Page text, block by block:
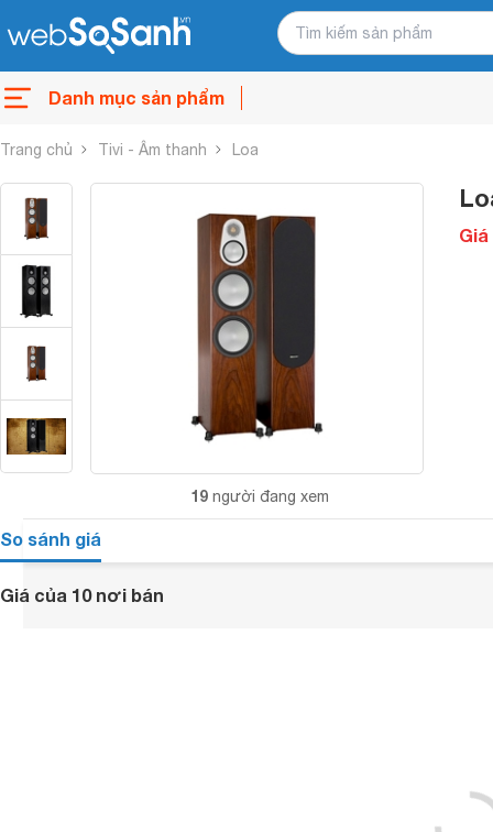
Danh mục sản phẩm
Trang chủ Tivi - Âm thanh Loa
19 người đang xem
Giá
So sánh giá
Giá của 10 nơi bán